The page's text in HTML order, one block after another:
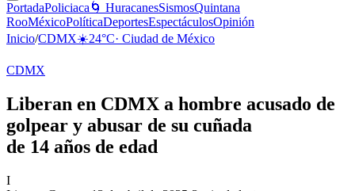
PortadaPoliciaca 🌀 HuracanesSismosQuintana
RooMéxicoPolíticaDeportesEspectáculosOpinión
Inicio/CDMX☀️24°C· Ciudad de México
CDMX
Liberan en CDMX a hombre acusado de
golpear y abusar de su cuñada
de 14 años de edad
I